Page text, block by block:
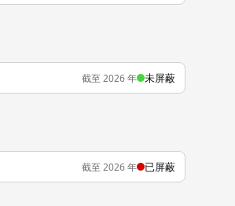
截至 2026 年 未屏蔽
截至 2026 年 已屏蔽